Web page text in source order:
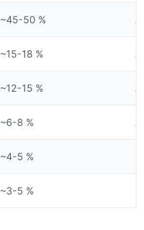
~45-50 %
~15-18 %
~12-15 %
~6-8 %
~4-5 %
~3-5 %